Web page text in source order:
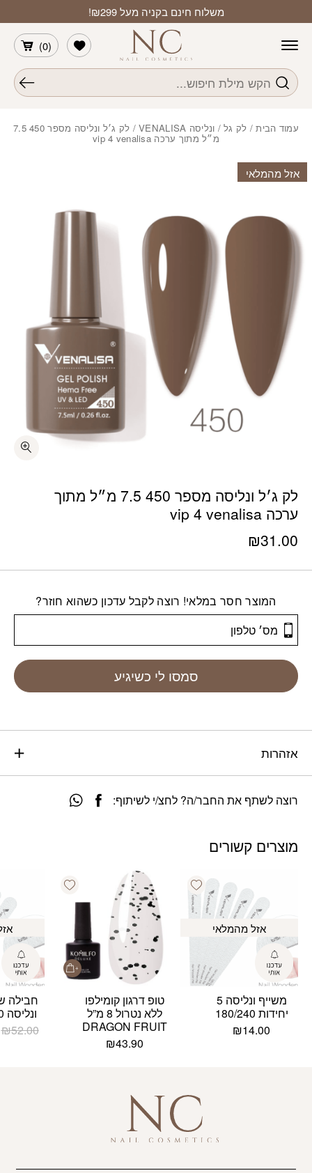
משלוח חינם בקניה מעל ₪299!
חיפוש
(
0
)
הרשימה שלי
עמוד הבית/ לק גל/ ונליסה VENALISA / לק ג׳ל ונליסה מספר 450 7.5
מ״ל מתוך ערכה vip 4 venalisa
לק ג׳ל ונליסה מספר 450 7.5 מ״ל מתוך
ערכה vip 4 venalisa
₪31.00
המוצר חסר במלאי! רוצה לקבל עדכון כשהוא חוזר?
סמסו לי כשיגיע
אזהרות
רוצה לשתף את החבר/ה? לחצ/י לשיתוף:
אזל מהמלאי
מוצרים קשורים
Add wishlist
אזל מהמלאי
משייף ונליסה 5
יחידות 180/240
₪14.00
Add wishlist
טופ דרגון קומילפו
ללא נטרול 8 מ”ל
DRAGON FRUIT
₪43.90
חבילה
ונליסה 50 יחידות
₪52.00